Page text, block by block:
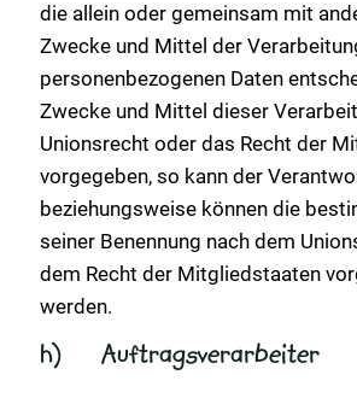
die allein oder gemeinsam mit
Zwecke und Mittel der
personenbezogenen Daten
Zwecke und Mittel dieser
Unionsrecht oder das Recht der
vorgegeben, so kann der
beziehungsweise können die
seiner Benennung nach dem
dem Recht der Mitgliedstaaten
werden.
h) Auftragsverarbeiter